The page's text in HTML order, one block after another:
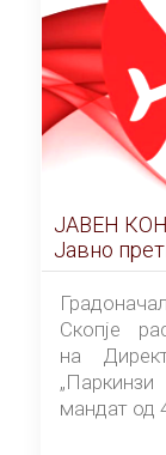
ЈАВЕН КОНКУРС за избор
Јавно претпријатие
Центар“ –
Скопје
на
мандат од